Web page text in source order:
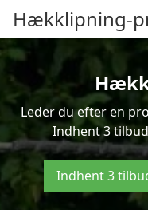
Hækklipning-
Leder du efter en
Indhent 3
Indhent 3